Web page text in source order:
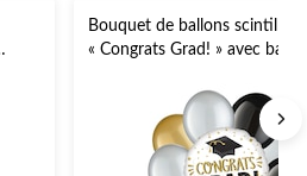
Bouquet de ballons
« Congrats Grad! » avec
gonflage à l’hélium et ruban